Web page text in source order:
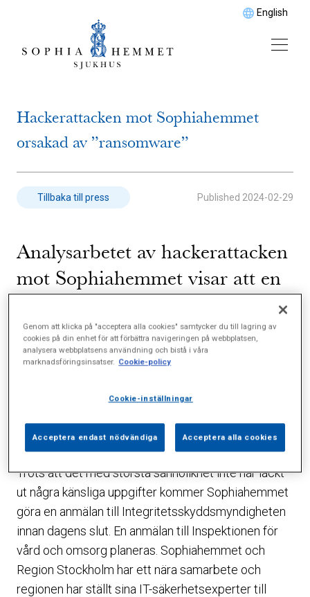
English
Hackerattacken mot Sophiahemmet
orsakad av ”ransomware”
Tillbaka till press Published 2024-02-29
Analysarbetet av hackerattacken
mot Sophiahemmet visar att en
”ransomware”, har använts i
attacken. Hittills finns inga
andra känsliga personuppgifter
har läckt ut.
Trots att det med största sannolikhet inte har läckt
ut några känsliga uppgifter kommer Sophiahemmet
göra en anmälan till Integritetsskyddsmyndigheten
innan dagens slut. En anmälan till Inspektionen för
vård och omsorg planeras. Sophiahemmet och
Region Stockholm har ett nära samarbete och
regionen har ställt sina IT-säkerhetsexperter till
Genom att klicka på "acceptera alla cookies" samtycker du till lagring av
cookies på din enhet för att förbättra navigeringen på webbplatsen,
analysera webbplatsens användning och bistå i våra
marknadsföringsinsatser. Cookie-policy
Cookie-inställningar
Acceptera endast nödvändiga Acceptera alla cookies